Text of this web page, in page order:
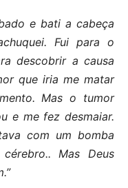
e bati a cabeça
Fui para o
descobrir a causa
que iria me matar
Mas o tumor
e me fez desmaiar.
com um bomba
Mas Deus